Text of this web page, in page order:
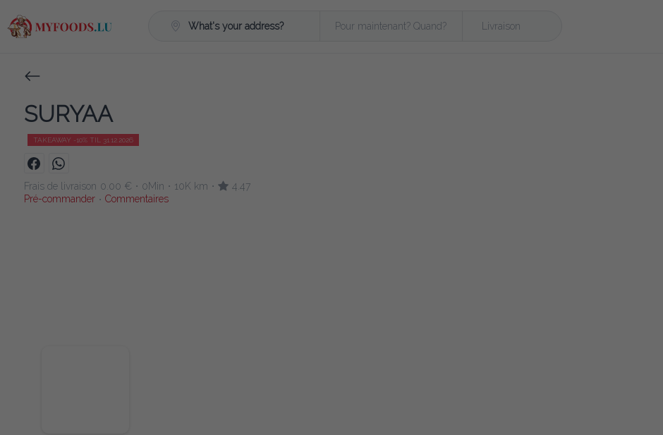
What's your address? Pour maintenant? Quand? Livraison
SURYAA
TAKEAWAY -10% TIL 31.12.2026
Frais de livraison 0.00 € • 0Min • 10K km •
4.47
Pré-commander • Commentaires